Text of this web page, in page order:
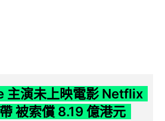
主演未上映電影 Netflix
被索償 8.19 億港元